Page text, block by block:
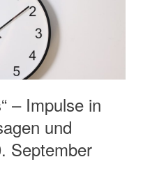
– Impulse in
und
September